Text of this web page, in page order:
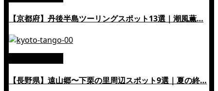
【京都府】丹後半島ツーリングスポット13選｜潮風薫…
【長野県】遠山郷〜下栗の里周辺スポット9選｜夏の終…